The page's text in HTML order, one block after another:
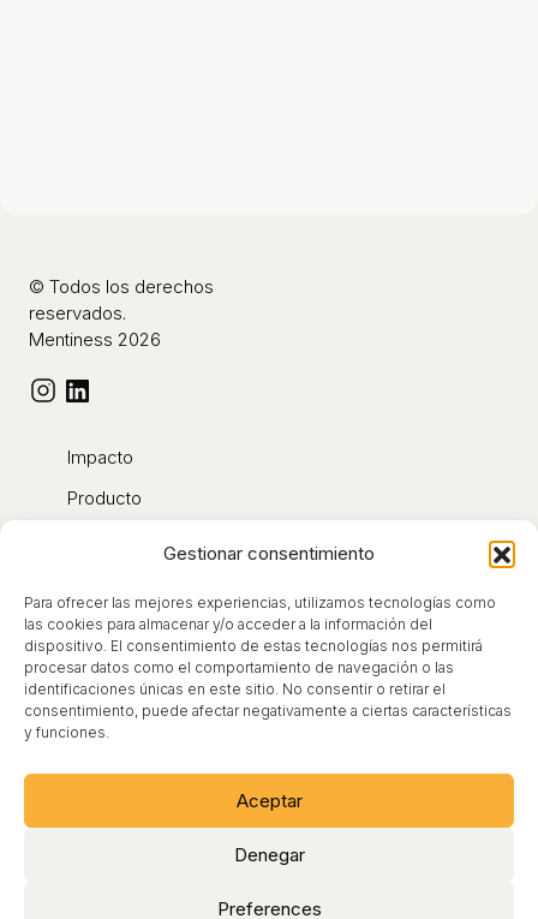
Gestionar consentimiento
Para ofrecer las mejores experiencias, utilizamos tecnologías como
las cookies para almacenar y/o acceder a la información del
dispositivo. El consentimiento de estas tecnologías nos permitirá
procesar datos como el comportamiento de navegación o las
identificaciones únicas en este sitio. No consentir o retirar el
consentimiento, puede afectar negativamente a ciertas características
y funciones.
Aceptar
Denegar
Preferences
© Todos los derechos
reservados.
Mentiness 2026
Impacto
Producto
Sobre nosotros
Aviso Legal
Condiciones de Uso
Política de Cookies
Política de Privacidad